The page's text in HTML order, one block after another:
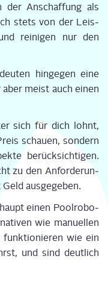
der Anschaf­fung als
stets von der Leis­
rei­ni­gen nur den
hin­ge­gen eine
meist auch einen
sich für dich lohnt,
schau­en, son­dern
berück­sich­ti­gen.
zu den Anfor­de­run­
ausgegeben.
einen Pool­ro­bo­
wie manu­el­len
funk­tio­nie­ren wie ein
und sind deut­lich